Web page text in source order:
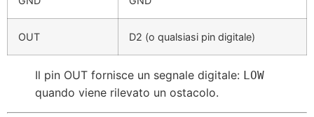
OUT D2 (o qualsiasi pin digitale)
Il pin OUT fornisce un segnale digitale: LOW
quando viene rilevato un ostacolo.